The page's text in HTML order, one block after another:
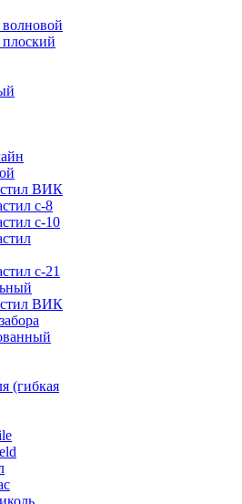
ВИК
с-8
с-10
с-21
ВИК
(гибкая